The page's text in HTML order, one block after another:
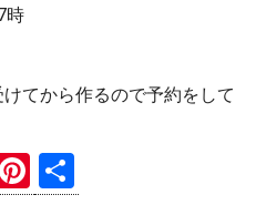
時
てから作るので予約をして
Pi